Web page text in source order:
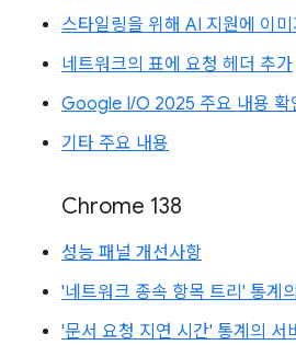
스타일링을 위해 AI 지원에 이미
네트워크의 표에 요청 헤더 추가
Google I/O 2025 주요 내용 확
기타 주요 내용
Chrome 138
성능 패널 개선사항
'네트워크 종속 항목 트리' 통계
'문서 요청 지연 시간' 통계의 서